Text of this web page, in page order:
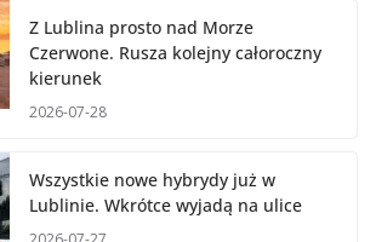
Z Lublina prosto nad Morze
Czerwone. Rusza kolejny całoroczny
kierunek
2026-07-28
Wszystkie nowe hybrydy już w
Lublinie. Wkrótce wyjadą na ulice